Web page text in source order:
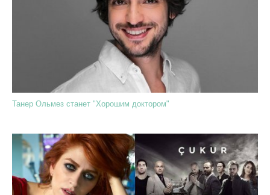
Танер Ольмез станет "Хорошим доктором"